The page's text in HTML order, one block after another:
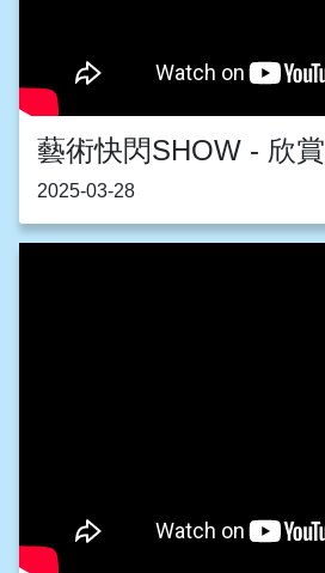
藝術快閃SHOW - 欣
2025-03-28